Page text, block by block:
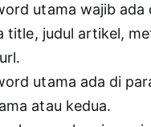
utama wajib ada
title, judul artikel,
utama ada di
atau kedua.